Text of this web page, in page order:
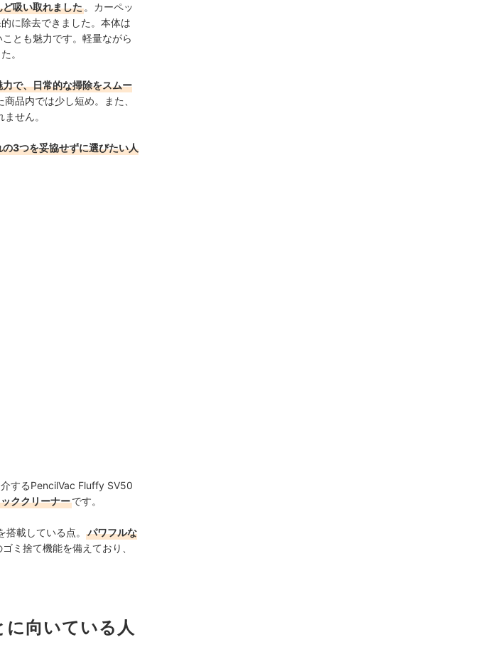
吸い取れました 。カーペッ
に除去できました。本体は
とも魅力です。軽量ながら
。
で、日常的な掃除をスムー
品内では少し短め。また、
せん。
3つを妥協せずに選びたい人
するPencilVac Fluffy SV50
ククリーナーです。
載している点。
パワフルな
ミ捨て機能を備えており、
向いている人